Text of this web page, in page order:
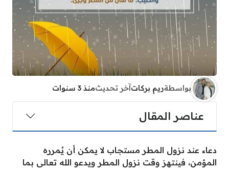
بواسطةريم بركاتآخر تحديثمنذ 3 سنوات
عناصر المقال
دعاء عند نزول المطر مستجاب لا يمكن أن يُمرره
المؤمن، فينتهز وقت نزول المطر ويدعو الله تعالى بما